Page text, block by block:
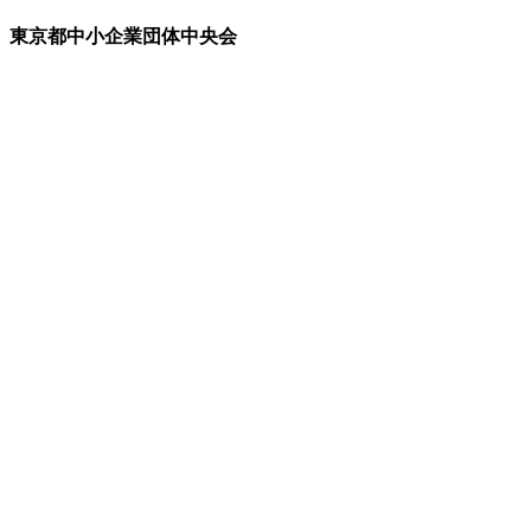
東京都中小企業団体中央会